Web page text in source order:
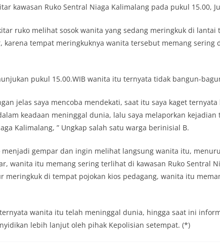
kawasan Ruko Sentral Niaga Kalimalang pada pukul 15.00,
ruko melihat sosok wanita yang sedang meringkuk di lantai
karena tempat meringkuknya wanita tersebut memang sering
pukul 15.00.WIB wanita itu ternyata tidak bangun-
jelas saya mencoba mendekati, saat itu saya kaget
keadaan meninggal dunia, lalu saya melaporkan kejadian
Kalimalang, ” Ungkap salah satu warga berinisial B.
menjadi gempar dan ingin melihat langsung wanita itu,
wanita itu memang sering terlihat di kawasan Ruko Sentral
meringkuk di tempat pojokan kios pedagang, wanita itu
wanita itu telah meninggal dunia, hingga saat ini
lebih lanjut oleh pihak Kepolisian setempat. (*)